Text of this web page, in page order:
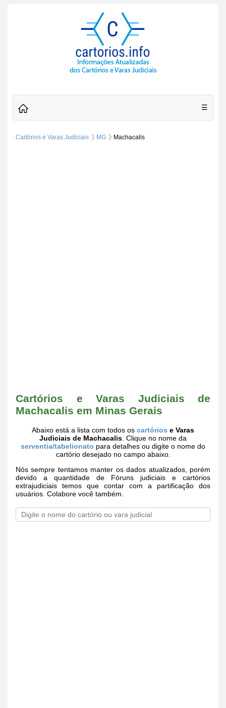
☰
Cartórios e Varas Judiciais MG Machacalis
Cartórios e Varas Judiciais de
Machacalis em Minas Gerais
Abaixo está a lista com todos os cartórios e Varas
Judiciais de Machacalis . Clique no nome da
serventia/tabelionato para detalhes ou digite o nome do
cartório desejado no campo abaixo.
Nós sempre tentamos manter os dados atualizados, porém
devido a quantidade de Fóruns judiciais e cartórios
extrajudiciais temos que contar com a partificação dos
usuários. Colabore você também.